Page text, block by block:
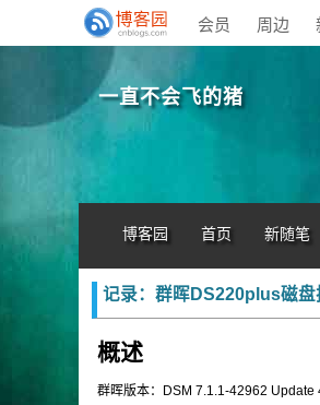
会员 周边
一直不会飞的猪
博客园 首页 新随笔
记录：群晖DS220plus磁盘
概述
群晖版本：DSM 7.1.1-42962 Update